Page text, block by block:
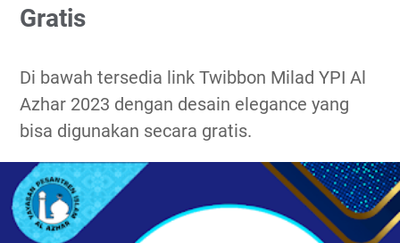
Gratis
Di bawah tersedia link Twibbon Milad YPI Al
Azhar 2023 dengan desain elegance yang
bisa digunakan secara gratis.